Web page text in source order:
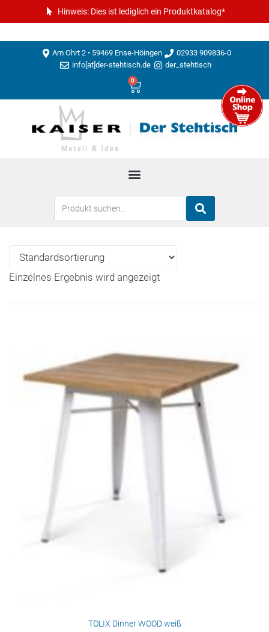
Hinweis: Dies ist lediglich ein Produktkatalog*
Am Ohrt 2 • 59469 Ense-Höingen
02933 909836-0
info[at]der-stehtisch.de
der_stehtisch
0
Einzelnes Ergebnis wird angezeigt
TOLIX Dinner WOOD weiß